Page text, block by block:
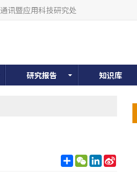
通讯暨应用科技研究处
研究报告 知识库
分
享
WeChatLinkedIn
Sina